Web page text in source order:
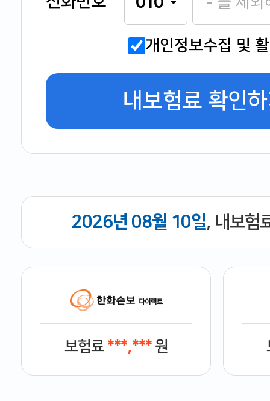
개인정보수집 및
내보험료 확인
2026년 08월 10일, 내보험
보험료 ***,***원